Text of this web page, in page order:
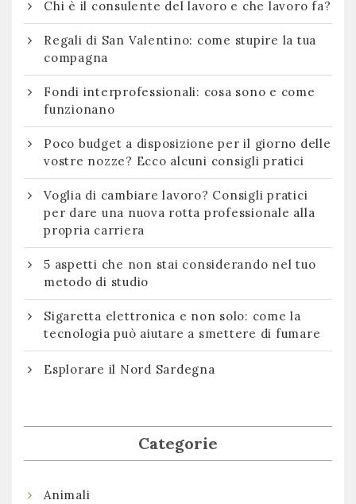
Chi è il consulente del lavoro e che lavoro fa?
Regali di San Valentino: come stupire la tua
compagna
Fondi interprofessionali: cosa sono e come
funzionano
Poco budget a disposizione per il giorno delle
vostre nozze? Ecco alcuni consigli pratici
Voglia di cambiare lavoro? Consigli pratici
per dare una nuova rotta professionale alla
propria carriera
5 aspetti che non stai considerando nel tuo
metodo di studio
Sigaretta elettronica e non solo: come la
tecnologia può aiutare a smettere di fumare
Esplorare il Nord Sardegna
Categorie
Animali